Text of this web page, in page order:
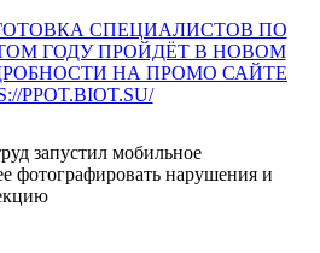
СПЕЦИАЛИСТОВ ПО
ГОДУ ПРОЙДЁТ В НОВОМ
НА ПРОМО САЙТЕ
PPOT.BIOT.SU/
запустил мобильное
фотографировать нарушения и